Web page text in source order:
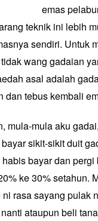
emas
teknik ini lebih
sendiri. Untuk
wang gadaian
asal adalah
tebus kembali
mula-mula aku
sikit-sikit duit
bayar dan
ke 30% setahun.
rasa sayang pulak
ataupun beli